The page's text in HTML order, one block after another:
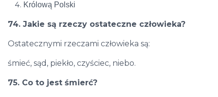
Królową Polski
74. Jakie są rzeczy ostateczne człowieka?
Ostatecznymi rzeczami człowieka są:
śmieć, sąd, piekło, czyściec, niebo.
75. Co to jest śmierć?